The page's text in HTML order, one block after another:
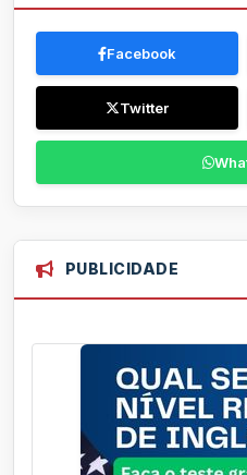
Facebook
Twitter
PUBLICIDADE